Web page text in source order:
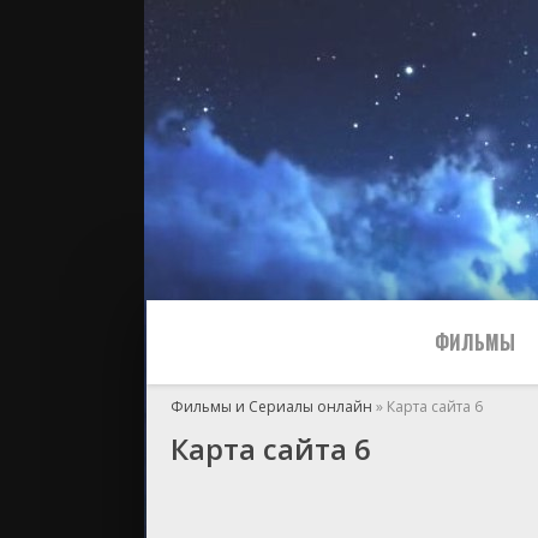
ФИЛЬМЫ
Фильмы и Сериалы онлайн » Карта сайта 6
Карта сайта 6